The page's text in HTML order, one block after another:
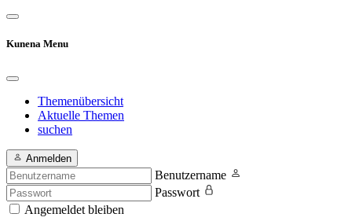
Kunena Menu
Themenübersicht
Aktuelle Themen
suchen
Anmelden
Benutzername
Passwort
Angemeldet bleiben